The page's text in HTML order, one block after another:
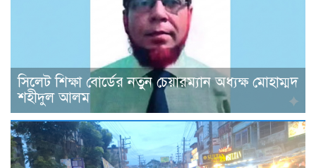
সিলেট শিক্ষা বোর্ডের নতুন চেয়ারম্যান অধ্যক্ষ মোহাম্মদ
শহীদুল আলম